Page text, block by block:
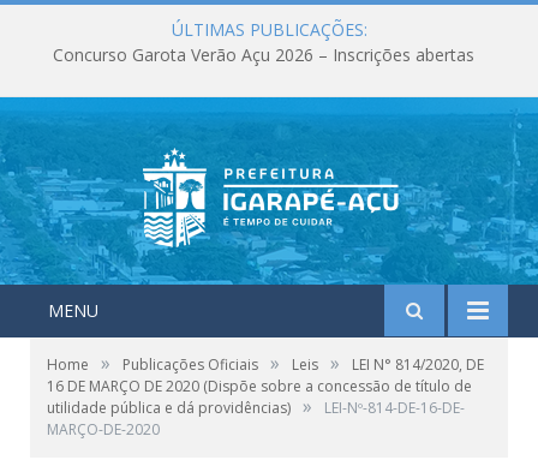
ÚLTIMAS PUBLICAÇÕES:
Concurso Garota Verão Açu 2026 – Inscrições abertas
MENU
Home » Publicações Oficiais » Leis »
LEI N° 814/2020, DE
16 DE MARÇO DE 2020 (Dispõe sobre a concessão de título de
utilidade pública e dá providências) »
LEI-Nº-814-DE-16-DE-
MARÇO-DE-2020